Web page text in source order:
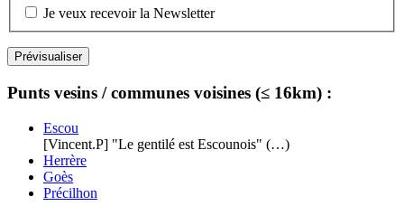
Je veux recevoir la Newsletter
Punts vesins / communes voisines (≤ 16km) :
Escou
[Vincent.P] "Le gentilé est Escounois" (…)
Herrère
Goès
Précilhon